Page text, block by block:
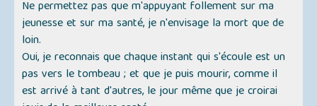
Ne permettez pas que m'appuyant follement sur ma
jeunesse et sur ma santé, je n'envisage la mort que de
loin.
Oui, je reconnais que chaque instant qui s'écoule est un
pas vers le tombeau ; et que je puis mourir, comme il
est arrivé à tant d'autres, le jour même que je croirai